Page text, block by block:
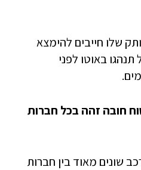
שלו חייבים להימצא
באוטו לפני
חובה זהה בכל חברות
שונים מאוד בין חברות